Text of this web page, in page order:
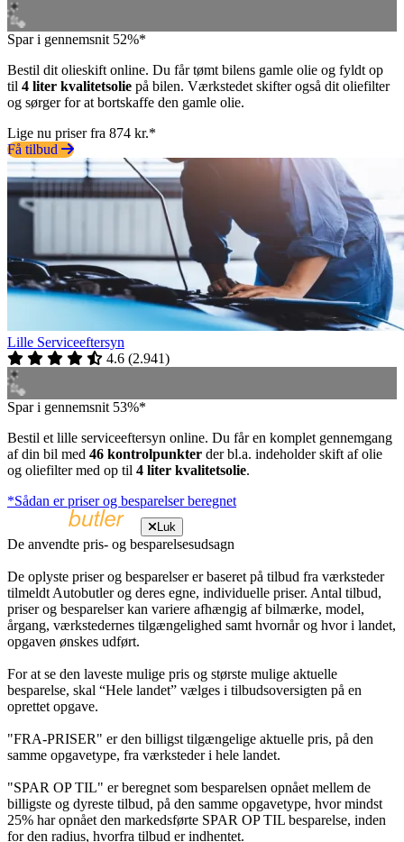
Spar i gennemsnit 52%*
Bestil dit olieskift online. Du får tømt bilens gamle olie og fyldt op
til 4 liter kvalitetsolie på bilen. Værkstedet skifter også dit oliefilter
og sørger for at bortskaffe den gamle olie.
Lige nu priser fra 874 kr.*
Få tilbud
Lille Serviceeftersyn
4.6 (2.941)
Spar i gennemsnit 53%*
Bestil et lille serviceeftersyn online. Du får en komplet gennemgang
af din bil med 46 kontrolpunkter der bl.a. indeholder skift af olie
og oliefilter med op til 4 liter kvalitetsolie.
*Sådan er priser og besparelser beregnet
Luk
De anvendte pris- og besparelsesudsagn
De oplyste priser og besparelser er baseret på tilbud fra værksteder
tilmeldt Autobutler og deres egne, individuelle priser. Antal tilbud,
priser og besparelser kan variere afhængig af bilmærke, model,
årgang, værkstedernes tilgængelighed samt hvornår og hvor i landet,
opgaven ønskes udført.
For at se den laveste mulige pris og største mulige aktuelle
besparelse, skal “Hele landet” vælges i tilbudsoversigten på en
oprettet opgave.
"FRA-PRISER" er den billigst tilgængelige aktuelle pris, på den
samme opgavetype, fra værksteder i hele landet.
"SPAR OP TIL" er beregnet som besparelsen opnået mellem de
billigste og dyreste tilbud, på den samme opgavetype, hvor mindst
25% har opnået den markedsførte SPAR OP TIL besparelse, inden
for den radius, hvorfra tilbud er indhentet.